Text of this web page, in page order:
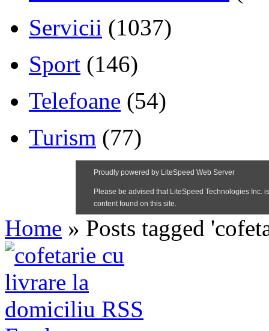
Servicii (1037)
Sport (146)
Telefoane (54)
Turism (77)
Home » Posts tagged